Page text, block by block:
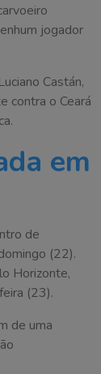
jogador
Castán,
contra o Ceará
em
de
(22).
Horizonte,
(23).
de uma